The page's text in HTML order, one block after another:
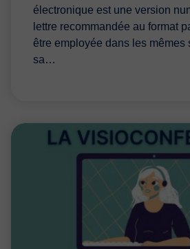
électronique est une version
lettre recommandée au format
être employée dans les mêmes
sa…